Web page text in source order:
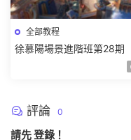
全部教程
徐慕陽場景進階班第28期
評論 0
請先登錄 ！